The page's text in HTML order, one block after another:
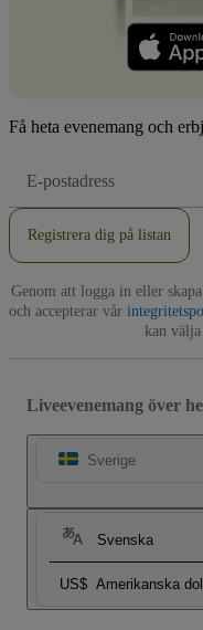
Få heta evenemang och
postadress
Registrera dig på listan
Genom att logga in eller
och accepterar vår
kan
Liveevenemang över
Sverige
Svenska
US$ Amerikanska